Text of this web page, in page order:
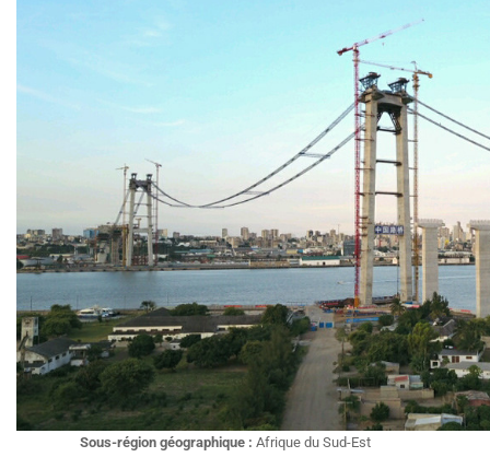
Sous-région géographique : Afrique du Sud-Est